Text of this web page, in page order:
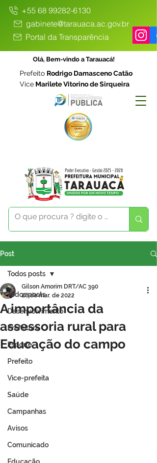
+55 68 99282-6130
gabinete@tarauaca.ac.gov.br
Portal da Transparência
Olá, Bem-vindo a Tarauacá!
Prefeito Rodrigo Damasceno Catão
Vice Marilete Vitorino de Sirqueira
Post
Todos posts
Desenvolvimento
Prefeitura
Esporte
Prefeito
Vice-prefeita
Saúde
Campanhas
Avisos
Comunicado
Todos posts
A importância da
assessoria rural para
Educação do campo
Gilson Amorim DRT/AC 390
28 de mar. de 2022